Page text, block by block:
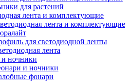
для растений
лента и комплектующие
лента и комплектующие
для светодиодной ленты
лента
ночники
и ночники
фонари